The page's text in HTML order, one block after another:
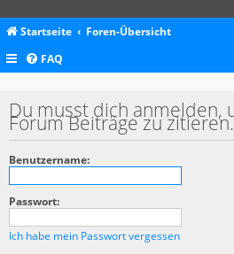
Startseite Foren-Übersicht
FAQ
Du musst dich anmelden,
Forum Beiträge zu zitieren.
Benutzername:
Passwort:
Ich habe mein Passwort vergessen